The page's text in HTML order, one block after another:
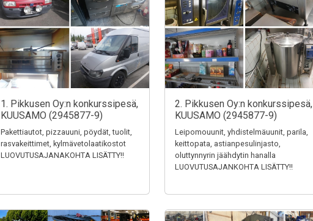
1. Pikkusen Oy:n konkurssipesä,
KUUSAMO (2945877-9)
Pakettiautot, pizzauuni, pöydät, tuolit,
rasvakeittimet, kylmävetolaatikostot
LUOVUTUSAJANAKOHTA LISÄTTY!!
2. Pikkusen Oy:n konkurssipesä,
KUUSAMO (2945877-9)
Leipomouunit, yhdistelmäuunit, parila,
keittopata, astianpesulinjasto,
oluttynnyrin jäähdytin hanalla
LUOVUTUSAJANKOHTA LISÄTTY!!